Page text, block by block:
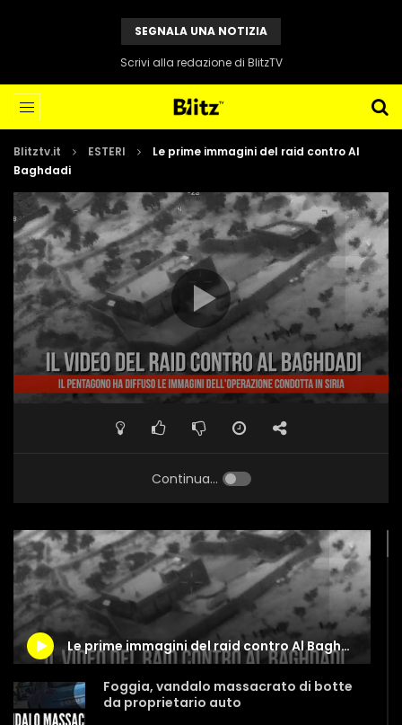
SEGNALA UNA NOTIZIA
Scrivi alla redazione di BlitzTV
Blitztv.it ESTERI
Le prime immagini del raid contro Al
Baghdadi
Continua...
Le prime immagini del raid contro Al Baghdadi
Foggia, vandalo massacrato di botte
da proprietario auto